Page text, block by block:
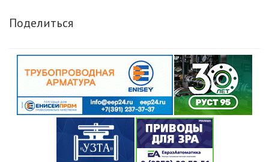
Поделиться